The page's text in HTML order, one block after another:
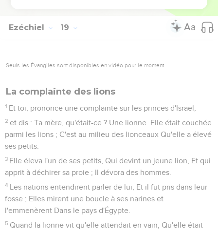
Ezéchiel 19
Seuls les Évangiles sont disponibles en vidéo pour le moment.
La complainte des lions
1 Et toi, prononce une complainte sur les princes d'Israël,
2 et dis : Ta mère, qu'était-ce ? Une lionne. Elle était couchée
parmi les lions ; C'est au milieu des lionceaux Qu'elle a élevé
ses petits.
3 Elle éleva l'un de ses petits, Qui devint un jeune lion, Et qui
apprit à déchirer sa proie ; Il dévora des hommes.
4 Les nations entendirent parler de lui, Et il fut pris dans leur
fosse ; Elles mirent une boucle à ses narines et
l'emmenèrent Dans le pays d'Égypte.
5 Quand la lionne vit qu'elle attendait en vain, Qu'elle était